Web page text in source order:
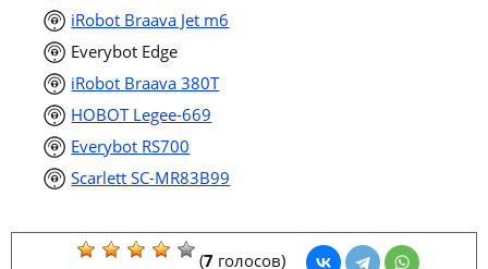
iRobot Braava Jet m6
Everybot Edge
iRobot Braava 380T
HOBOT Legee-669
Everybot RS700
Scarlett SC-MR83B99
(7 голосов)